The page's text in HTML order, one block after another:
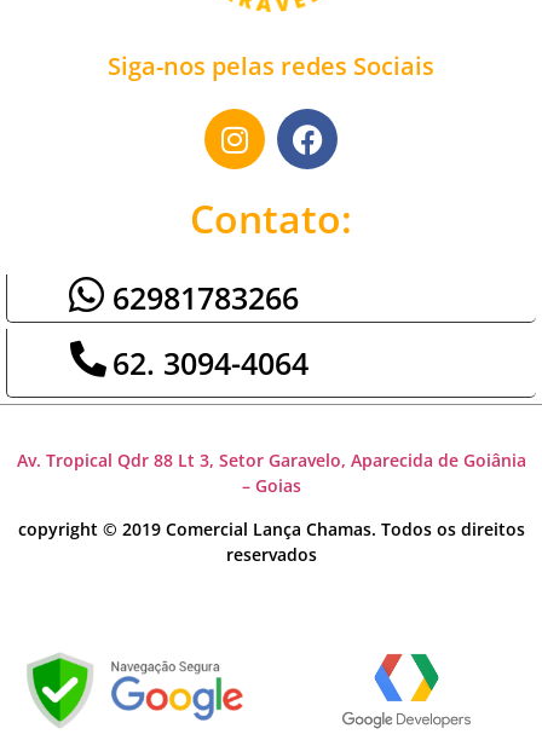
Siga-nos pelas redes Sociais
Contato:
62981783266
62. 3094-4064
Av. Tropical Qdr 88 Lt 3, Setor Garavelo, Aparecida de Goiânia
– Goias
copyright © 2019 Comercial Lança Chamas. Todos os direitos
reservados